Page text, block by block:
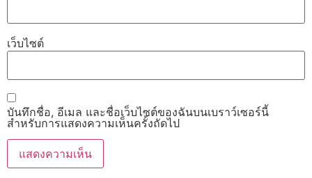
เว็บไซต์
บันทึกชื่อ, อีเมล และชื่อเว็บไซต์ของฉันบนเบราว์เซอร์นี้
สำหรับการแสดงความเห็นครั้งถัดไป